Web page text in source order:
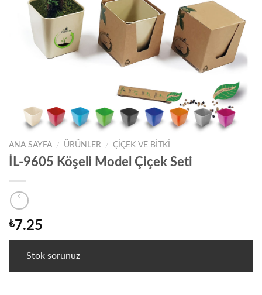
ANA SAYFA / ÜRÜNLER / ÇİÇEK VE BİTKİ
İL-9605 Köşeli Model Çiçek Seti
₺7.25
Stok sorunuz